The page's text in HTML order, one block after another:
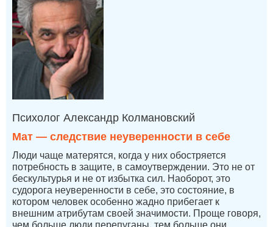
Психолог Александр Колмановский
Мат — следствие неуверенности в себе
Люди чаще матерятся, когда у них обостряется
потребность в защите, в самоутверждении. Это не от
бескультурья и не от избытка сил. Наоборот, это
судорога неуверенности в себе, это состояние, в
котором человек особенно жадно прибегает к
внешним атрибутам своей значимости. Проще говоря,
чем больше люди перепуганы, тем больше они